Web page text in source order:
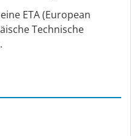
ETA (European
Technische